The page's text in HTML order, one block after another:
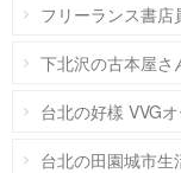
フリーランス書店
下北沢の古本屋さ
台北の好樣 VVG
台北の田園城市